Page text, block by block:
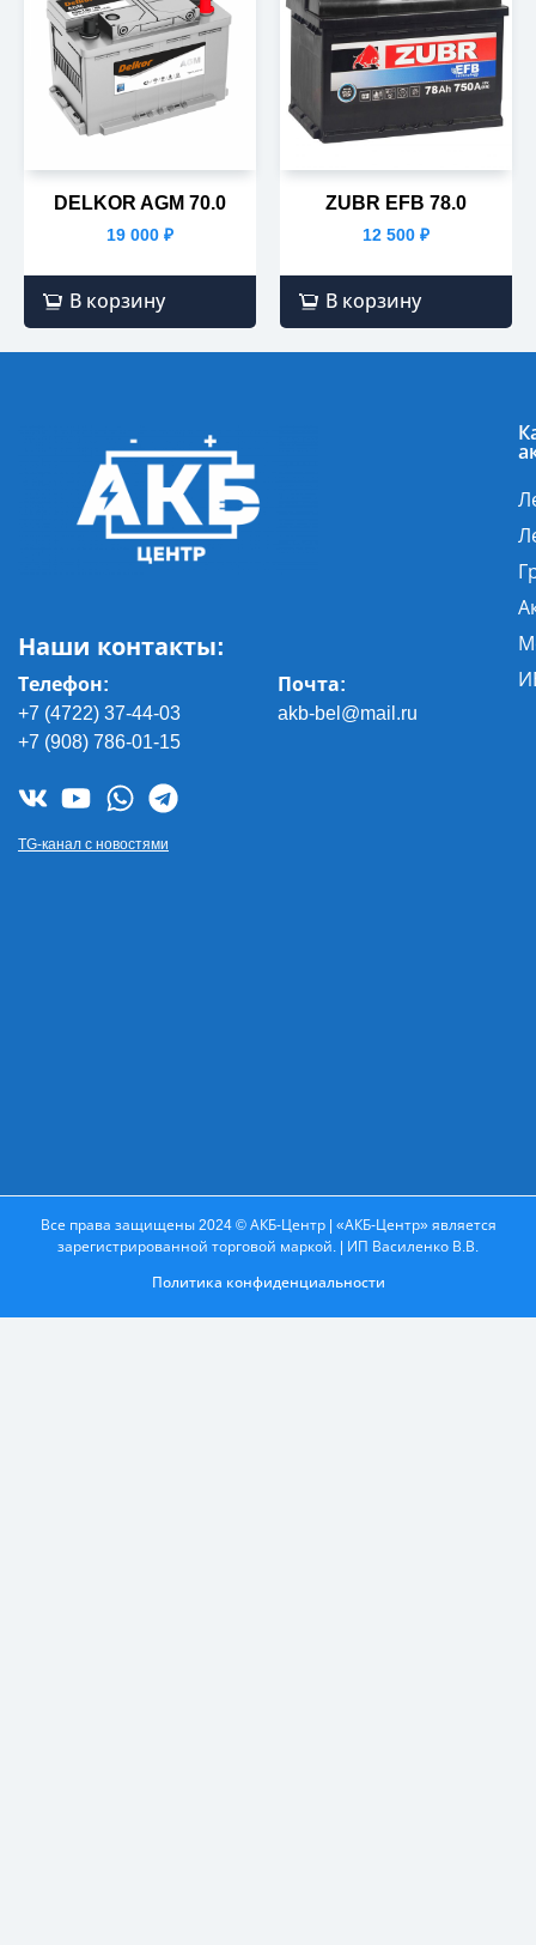
DELKOR AGM 70.0
19 000 ₽
В корзину
ZUBR EFB 78.0
12 500 ₽
В корзину
Наши контакты:
Телефон:
+7 (4722) 37-44-03
+7 (908) 786-01-15
Почта:
akb-bel@mail.ru
TG-канал с новостями
Все права защищены 2024 © АКБ-Центр | «АКБ-Центр» является
зарегистрированной торговой маркой. | ИП Василенко В.В.
Политика конфиденциальности